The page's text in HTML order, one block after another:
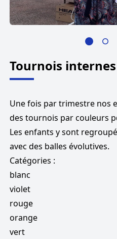
Tournois
Une fois par trimestre nos
des tournois par couleurs
Les enfants y sont
avec des balles évolutives.
Catégories :
blanc
violet
rouge
orange
vert